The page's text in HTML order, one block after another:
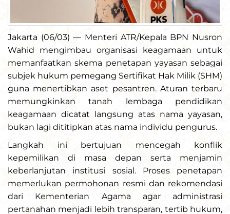
Jakarta (06/03) — Menteri ATR/Kepala BPN Nusron
Wahid mengimbau organisasi keagamaan untuk
memanfaatkan skema penetapan yayasan sebagai
subjek hukum pemegang Sertifikat Hak Milik (SHM)
guna menertibkan aset pesantren. Aturan terbaru
memungkinkan tanah lembaga pendidikan
keagamaan dicatat langsung atas nama yayasan,
bukan lagi dititipkan atas nama individu pengurus.
Langkah ini bertujuan mencegah konflik
kepemilikan di masa depan serta menjamin
keberlanjutan institusi sosial. Proses penetapan
memerlukan permohonan resmi dan rekomendasi
dari Kementerian Agama agar administrasi
pertanahan menjadi lebih transparan, tertib hukum,